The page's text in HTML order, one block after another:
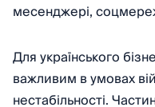
месенджері,
Для українського
важливим в умовах
нестабільності.